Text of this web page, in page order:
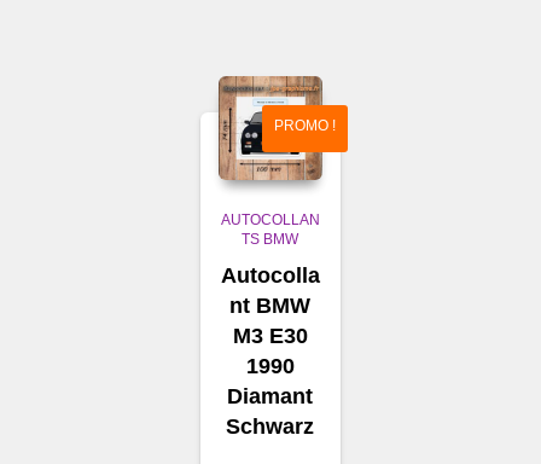
PROMO !
AUTOCOLLAN
TS BMW
Autocolla
nt BMW
M3 E30
1990
Diamant
Schwarz